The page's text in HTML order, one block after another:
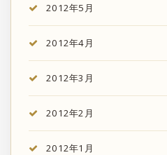
2012年5月
2012年4月
2012年3月
2012年2月
2012年1月